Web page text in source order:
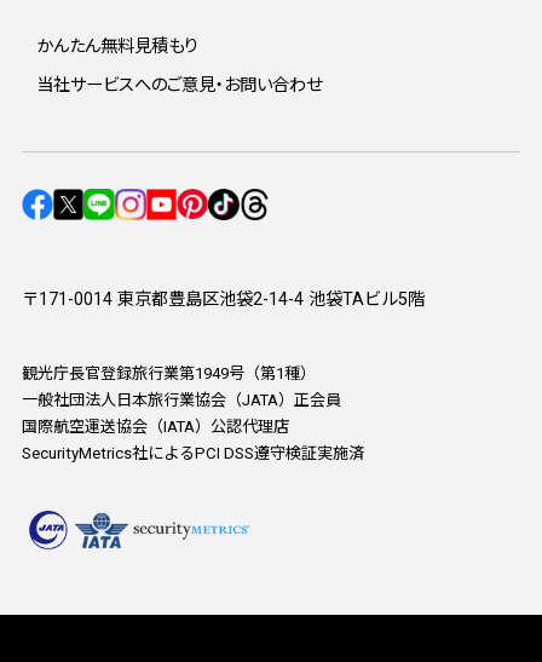
〒171-0014 東京都豊島区池袋2-14-4 池袋TAビル5階
観光庁長官登録旅行業第1949号（第1種）
一般社団法人日本旅行業協会（JATA）正会員
国際航空運送協会（IATA）公認代理店
SecurityMetrics社によるPCI DSS遵守検証実施済
かんたん無料見積もり
当社サービスへのご意見・お問い合わせ